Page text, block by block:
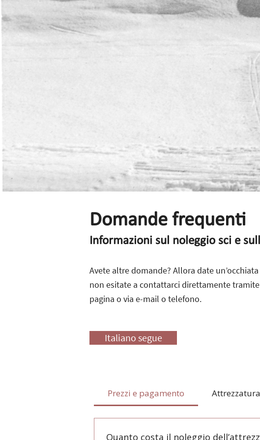
Domande frequenti
Informazioni sul noleggio sci e
Avete altre domande? Allora date
non esitate a contattarci direttamente
pagina o via e-mail o telefono.
Italiano segue
Prezzi e pagamento Attrezzatura
Quanto costa il noleggio